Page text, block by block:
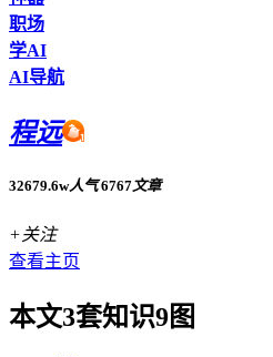
职场
学AI
AI导航
程远
32679.6w人气 6767文章
+关注
查看主页
本文3套知识9图